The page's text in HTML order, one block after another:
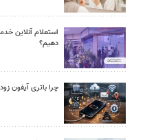
استعلام آنلاین
دهیم؟
چرا باتری آیفون زود خالی